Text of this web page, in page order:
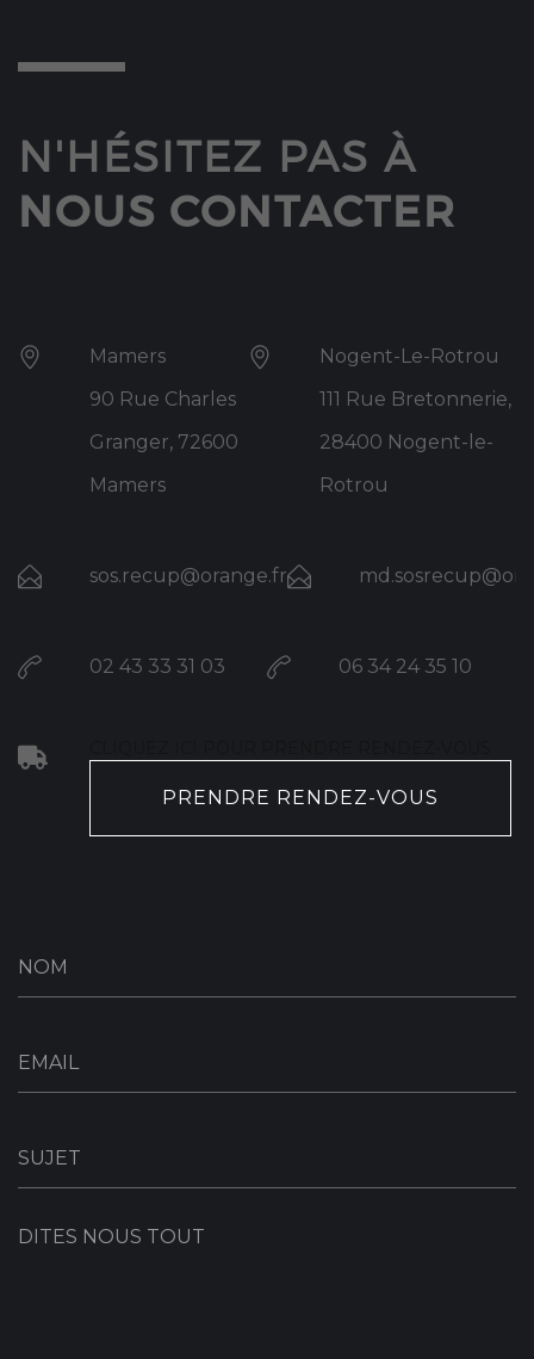
N'HÉSITEZ PAS À
NOUS CONTACTER
Mamers
90 Rue Charles
Granger, 72600
Mamers
Nogent-Le-Rotrou
111 Rue Bretonnerie,
28400 Nogent-le-
Rotrou
sos.recup@orange.fr
02 43 33 31 03 06 34 24 35 10
PRENDRE RENDEZ-VOUS